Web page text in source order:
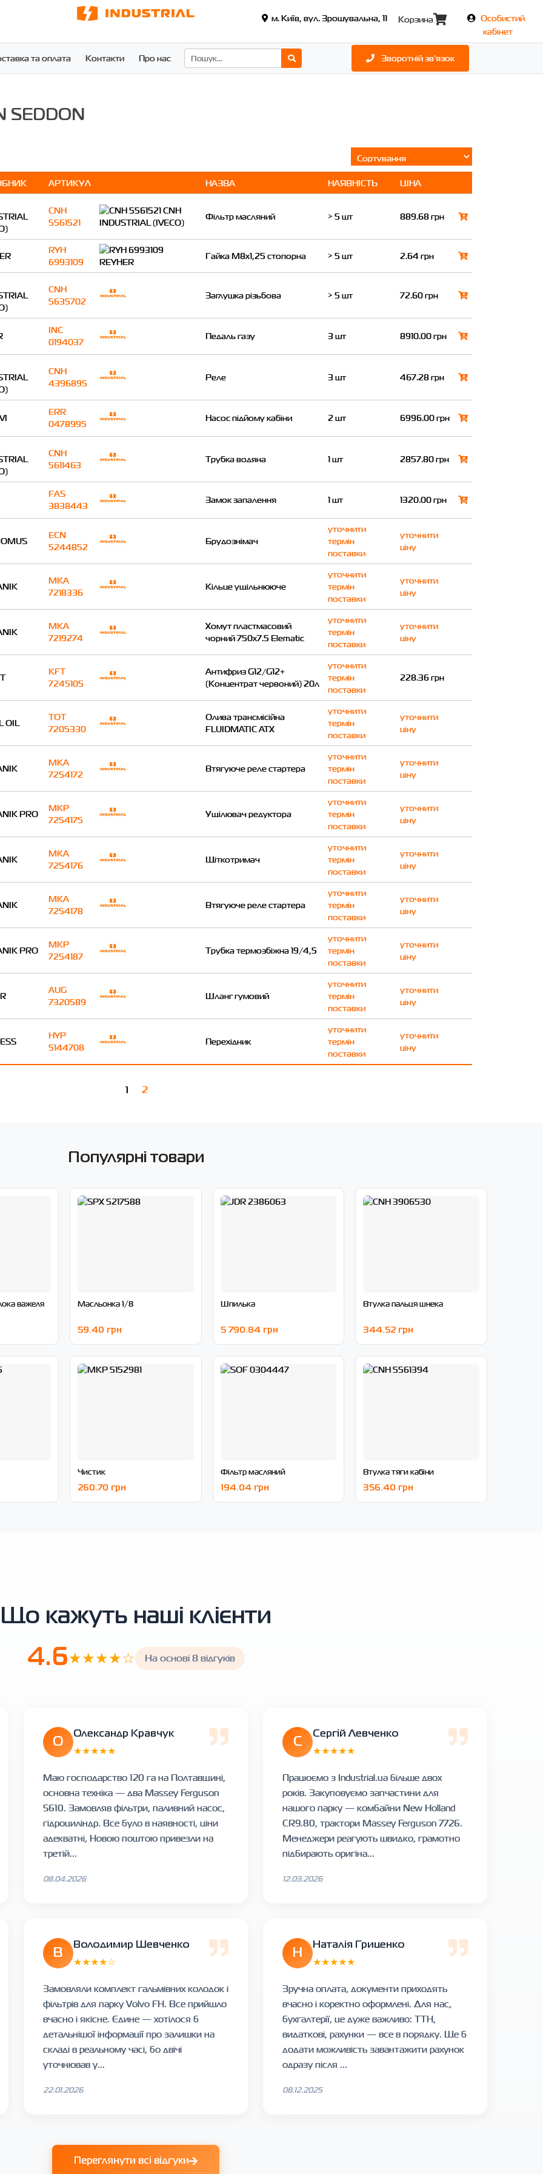
м. Київ, вул. Зрошувальна, 11 Корзина
Особистий
кабінет
та оплата Контакти Про нас Зворотній зв'язок
SEDDON
АРТИКУЛ НАЗВА НАЯВНІСТЬ ЦІНА
CNH
5561521
Фільтр масляний > 5 шт 889.68 грн
RYH
6993109
Гайка M8x1,25 стопорна > 5 шт 2.64 грн
CNH
5635702
Заглушка різьбова > 5 шт 72.60 грн
INC
0194037
Педаль газу 3 шт 8910.00 грн
CNH
4396895
Реле 3 шт 467.28 грн
ERR
0478995
Насос підйому кабіни 2 шт 6996.00 грн
CNH
5611463
Трубка водяна 1 шт 2857.80 грн
FAS
3838443
Замок запалення 1 шт 1320.00 грн
ECN
5244852
Брудознімач
уточнити
термін
поставки
уточнити
ціну
MKA
7218336
Кільце ущільнююче
уточнити
термін
поставки
уточнити
ціну
MKA
7219274
Хомут пластмасовий
чорний 750x7.5 Elematic
уточнити
термін
поставки
уточнити
ціну
KFT
7245105
Антифриз G12/G12+
(Концентрат червоний) 20л
уточнити
термін
поставки
228.36 грн
OIL
TOT
7205330
Олива трансмісійна
FLUIDMATIC ATX
уточнити
термін
поставки
уточнити
ціну
MKA
7254172
Втягуюче реле стартера
уточнити
термін
поставки
уточнити
ціну
PRO
MKP
7254175
Ущілювач редуктора
уточнити
термін
поставки
уточнити
ціну
MKA
7254176
Щіткотримач
уточнити
термін
поставки
уточнити
ціну
MKA
7254178
Втягуюче реле стартера
уточнити
термін
поставки
уточнити
ціну
PRO
MKP
7254187
Трубка термозбіжна 19/4,5
уточнити
термін
поставки
уточнити
ціну
AUG
7320589
Шланг гумовий
уточнити
термін
поставки
уточнити
ціну
HYP
5144708
Перехідник
уточнити
термін
поставки
уточнити
ціну
1 2
Популярні товари
важеля Масльонка 1/8
59.40 грн
Шпилька
5 790.84 грн
Втулка пальця шнека
344.52 грн
Чистик
260.70 грн
Фільтр масляний
194.04 грн
Втулка тяги кабіни
356.40 грн
Що кажуть наші клієнти
4.6★★★★☆ На основі 8 відгуків
О
Олександр Кравчук
★★★★★
Маю господарство 120 га на Полтавщині,
основна техніка — два Massey Ferguson
5610. Замовляв фільтри, паливний насос,
гідроциліндр. Все було в наявності, ціни
адекватні, Новою поштою привезли на
третій...
08.04.2026
С
Сергій Левченко
★★★★★
Працюємо з Industrial.ua більше двох
років. Закуповуємо запчастини для
нашого парку — комбайни New Holland
CR9.80, трактори Massey Ferguson 7726.
Менеджери реагують швидко, грамотно
підбирають оригіна...
12.03.2026
В
Володимир Шевченко
★★★★☆
Замовляли комплект гальмівних колодок і
фільтрів для парку Volvo FH. Все прийшло
вчасно і якісне. Єдине — хотілося б
детальнішої інформації про залишки на
складі в реальному часі, бо двічі
уточнював у...
22.01.2026
Н
Наталія Гриценко
★★★★★
Зручна оплата, документи приходять
вчасно і коректно оформлені. Для нас,
бухгалтерії, це дуже важливо: ТТН,
видаткові, рахунки — все в порядку. Ще б
додати можливість завантажити рахунок
одразу після ...
08.12.2025
Переглянути всі відгуки